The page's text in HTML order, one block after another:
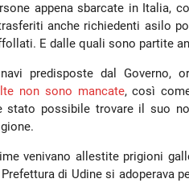
appena sbarcate in Italia,
anche richiedenti asilo
E dalle quali sono partite
predisposte dal Governo,
non sono mancate, così
stato possibile trovare il suo
venivano allestite prigioni
di Udine si adoperava